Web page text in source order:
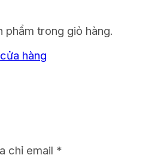
phẩm trong giỏ hàng.
hàng
chỉ email *